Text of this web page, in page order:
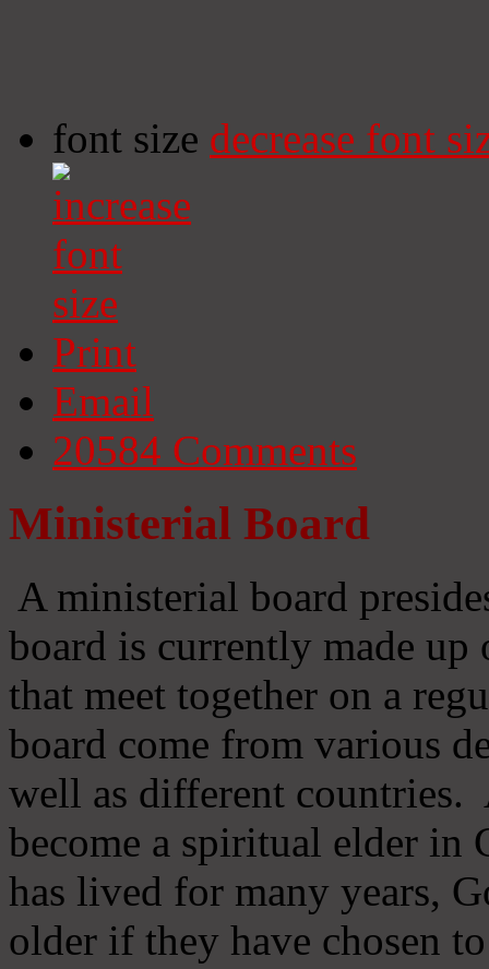
font size decrease font
Print
Email
20584 Comments
Ministerial Board
A ministerial board
board is currently made
that meet together on a
board come from various
well as different countries.
become a spiritual elder in
has lived for many years,
older if they have chosen